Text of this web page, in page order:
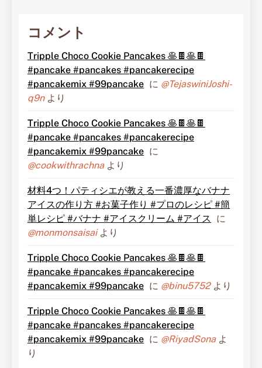
コメント
Tripple Choco Cookie Pancakes 🥞🍫🥞🍫
#pancake #pancakes #pancakerecipe
#pancakemix #99pancake に @TejaswiniJoshi-
q9nより
Tripple Choco Cookie Pancakes 🥞🍫🥞🍫
#pancake #pancakes #pancakerecipe
#pancakemix #99pancake に
@cookwithrachnaより
材料4つ！パティシエが教える一番濃厚なバナナ
アイスの作り方 #お菓子作り #プロのレシピ #簡
単レシピ #バナナ #アイスクリーム #アイス
に
@monmonsaisaiより
Tripple Choco Cookie Pancakes 🥞🍫🥞🍫
#pancake #pancakes #pancakerecipe
#pancakemix #99pancake に @binu5752より
Tripple Choco Cookie Pancakes 🥞🍫🥞🍫
#pancake #pancakes #pancakerecipe
#pancakemix #99pancake に @RiyadSonaよ
り